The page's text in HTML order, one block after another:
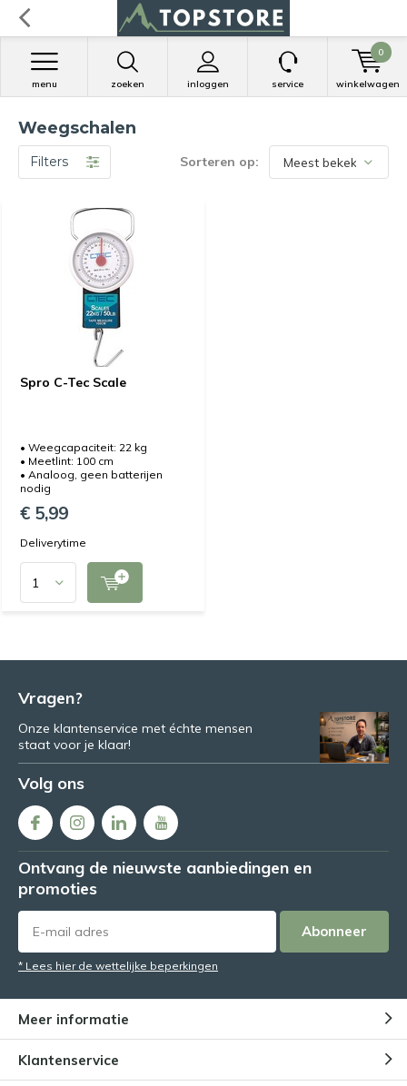
zoeken inloggen
menu service winkelwagen
0
Weegschalen
Filters Sorteren op:
Spro C-Tec Scale
• Weegcapaciteit: 22 kg
• Meetlint: 100 cm
• Analoog, geen batterijen
nodig
€ 5,99
Deliverytime
Vragen?
Onze klantenservice met échte mensen
staat voor je klaar!
Volg ons
Ontvang de nieuwste aanbiedingen en
promoties
Abonneer
* Lees hier de wettelijke beperkingen
Meer informatie
Klantenservice